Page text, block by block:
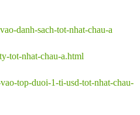
danh-sach-tot-nhat-chau-a
tot-nhat-chau-a.html
top-duoi-1-ti-usd-tot-nhat-chau-